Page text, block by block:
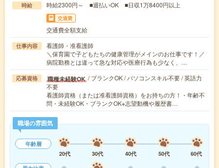
時給 時給2300円～ ■週払いOK ■日収1万8400円以上
交通費
交通費全額支給
仕事内容
看護師・准看護師
＼保育園で子どもたちの健康管理がメインのお仕事です！／
病院勤務とは違って急な対応や医療行為も少なく、…
応募資格 職種未経験OK / ブランクOK / パソコンスキル不要 / 英語力
不要
看護師資格（または准看護師資格）をお持ちの方！・年齢不
問・未経験OK・ブランクOK※志望動機や履歴書…
職場の雰囲気
年齢層
20代
30代 40代 50代
60代